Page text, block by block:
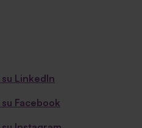
LinkedIn
Facebook